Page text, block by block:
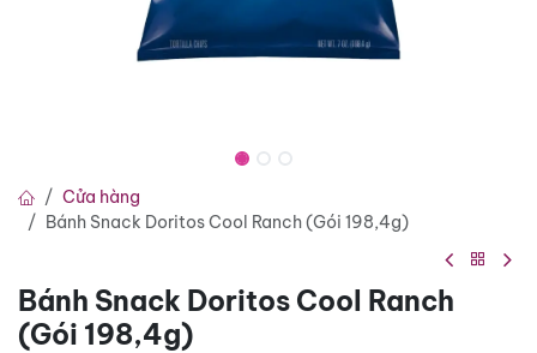
Cửa hàng
Bánh Snack Doritos Cool Ranch (Gói 198,4g)
Bánh Snack Doritos Cool Ranch
(Gói 198,4g)